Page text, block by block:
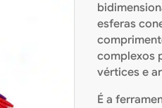
esferas
complexos
vértices e
É a